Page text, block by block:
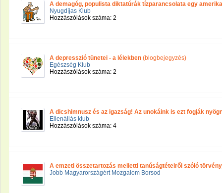
A demagóg, populista diktatúrák tízparancsolata egy
Nyugdíjas Klub
Hozzászólások száma: 2
A depresszió tünetei - a lélekben (blogbejegyzés)
Egészség Klub
Hozzászólások száma: 2
A dicshimnusz és az igazság! Az unokáink is ezt fogják
Ellenállás klub
Hozzászólások száma: 4
A emzeti összetartozás melletti tanúságtételről szóló
Jobb Magyarországért Mozgalom Borsod